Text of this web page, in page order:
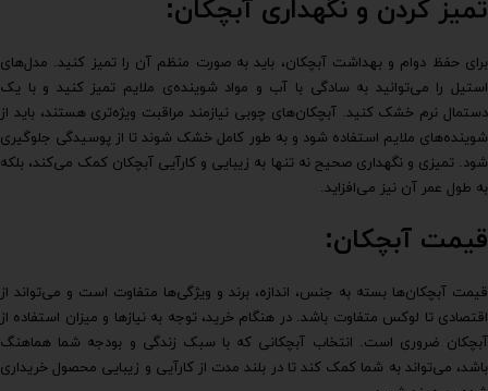
تمیز کردن و نگهداری آبچکان:
برای حفظ دوام و بهداشت آبچکان، باید به صورت منظم آن را تمیز کنید. مدل‌های
استیل را می‌توانید به سادگی با آب و مواد شوینده‌ی ملایم تمیز کنید و با یک
دستمال نرم خشک کنید. آبچکان‌های چوبی نیازمند مراقبت ویژه‌تری هستند، باید از
شوینده‌های ملایم استفاده شود و به طور کامل خشک شوند تا از پوسیدگی جلوگیری
شود. تمیزی و نگهداری صحیح نه تنها به زیبایی و کارآیی آبچکان کمک می‌کند، بلکه
به طول عمر آن نیز می‌افزاید.
قیمت آبچکان:
قیمت آبچکان‌ها بسته به جنس، اندازه، برند و ویژگی‌ها متفاوت است و می‌تواند از
اقتصادی تا لوکس متفاوت باشد. در هنگام خرید، توجه به نیازها و میزان استفاده از
آبچکان ضروری است. انتخاب آبچکانی که با سبک زندگی و بودجه شما هماهنگ
باشد، می‌تواند به شما کمک کند تا در بلند مدت از کارآیی و زیبایی محصول خریداری